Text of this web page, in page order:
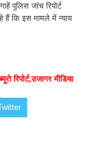
पुलिस जांच रिपोर्ट
हैं कि इस मामले में न्याय
रिपोर्ट,उजागर मीडिया